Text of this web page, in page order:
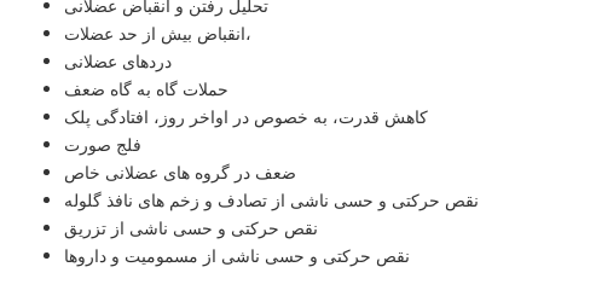
تحلیل رفتن و انقباض عضلانی
انقباض بیش از حد عضلات،
دردهای عضلانی
حملات گاه به گاه ضعف
کاهش قدرت، به خصوص در اواخر روز، افتادگی پلک
فلج صورت
ضعف در گروه های عضلانی خاص
نقص حرکتی و حسی ناشی از تصادف و زخم های نافذ گلوله
نقص حرکتی و حسی ناشی از تزریق
نقص حرکتی و حسی ناشی از مسمومیت و داروها